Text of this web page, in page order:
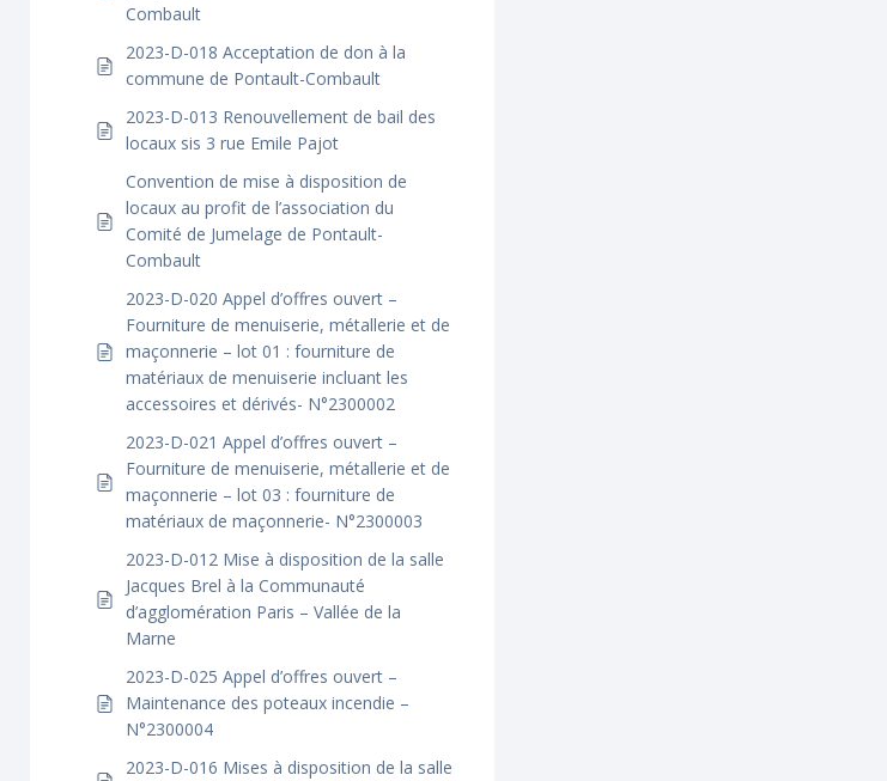
Combault
2023-D-018 Acceptation de don à la
commune de Pontault-Combault
2023-D-013 Renouvellement de bail des
locaux sis 3 rue Emile Pajot
Convention de mise à disposition de
locaux au profit de l’association du
Comité de Jumelage de Pontault-
Combault
2023-D-020 Appel d’offres ouvert –
Fourniture de menuiserie, métallerie et de
maçonnerie – lot 01 : fourniture de
matériaux de menuiserie incluant les
accessoires et dérivés- N°2300002
2023-D-021 Appel d’offres ouvert –
Fourniture de menuiserie, métallerie et de
maçonnerie – lot 03 : fourniture de
matériaux de maçonnerie- N°2300003
2023-D-012 Mise à disposition de la salle
Jacques Brel à la Communauté
d’agglomération Paris – Vallée de la
Marne
2023-D-025 Appel d’offres ouvert –
Maintenance des poteaux incendie –
N°2300004
2023-D-016 Mises à disposition de la salle